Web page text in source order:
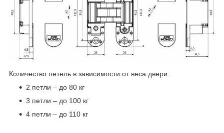
Количество петель в зависимости от веса двери:
2 петли – до 80 кг
3 петли – до 100 кг
4 петли – до 110 кг